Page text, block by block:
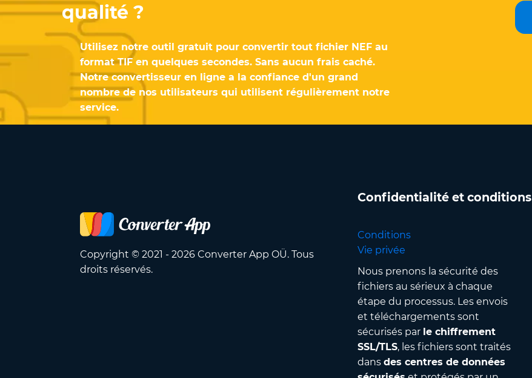
qualité ?
Utilisez notre outil gratuit pour convertir tout fichier NEF au
format TIF en quelques secondes. Sans aucun frais caché.
Notre convertisseur en ligne a la confiance d'un grand
nombre de nos utilisateurs qui utilisent régulièrement notre
service.
Copyright © 2021 - 2026 Converter App OÜ. Tous
droits réservés.
Confidentialité et conditions
Conditions
Vie privée
Nous prenons la sécurité des
fichiers au sérieux à chaque
étape du processus. Les envois
et téléchargements sont
sécurisés par le chiffrement
SSL/TLS, les fichiers sont traités
dans des centres de données